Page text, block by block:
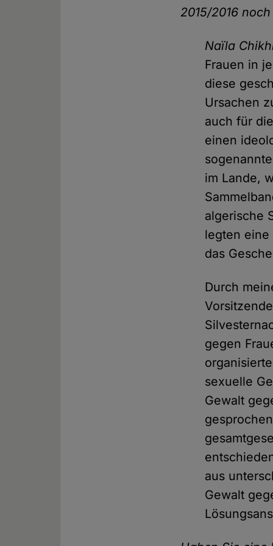
2015/2016
Naïla
Frauen in
diese
Ursachen
auch für
einen
im Lande,
algerische
legten eine
das
Durch
gegen
sexuelle
Gewalt
aus
Gewalt